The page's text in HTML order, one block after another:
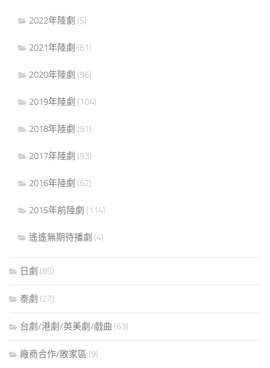
2022年陸劇 (5)
2021年陸劇 (61)
2020年陸劇 (96)
2019年陸劇 (104)
2018年陸劇 (91)
2017年陸劇 (93)
2016年陸劇 (62)
2015年前陸劇 (114)
遙遙無期待播劇 (4)
日劇 (85)
泰劇 (27)
台劇/港劇/英美劇/戲曲 (63)
廠商合作/敗家區 (9)